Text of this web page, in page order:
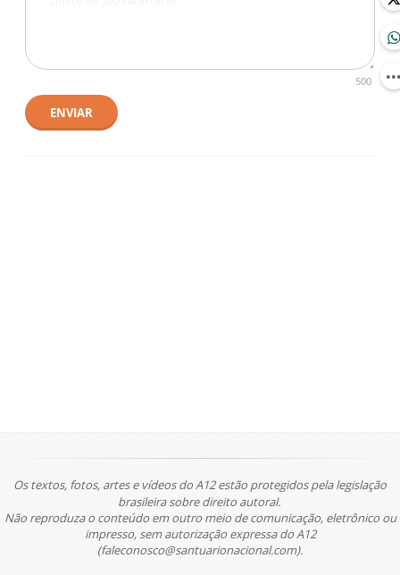
500
ENVIAR
Os textos, fotos, artes e vídeos do A12 estão protegidos pela legislação
brasileira sobre direito autoral.
Não reproduza o conteúdo em outro meio de comunicação, eletrônico ou
impresso, sem autorização expressa do A12
(faleconosco@santuarionacional.com).